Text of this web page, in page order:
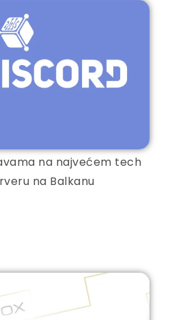
na najvećem tech
na Balkanu